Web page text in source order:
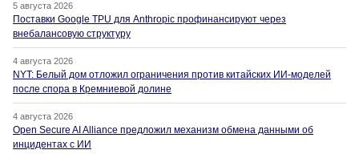
5 августа 2026
Поставки Google TPU для Anthropic профинансируют через
внебалансовую структуру
4 августа 2026
NYT: Белый дом отложил ограничения против китайских ИИ-моделей
после спора в Кремниевой долине
4 августа 2026
Open Secure AI Alliance предложил механизм обмена данными об
инцидентах с ИИ